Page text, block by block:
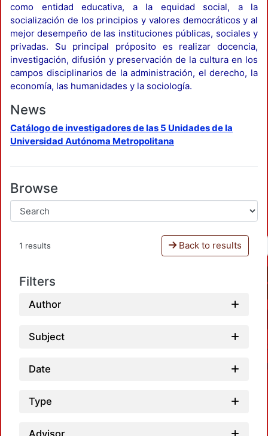
como entidad educativa, a la equidad social, a la
socialización de los principios y valores democráticos y al
mejor desempeño de las instituciones públicas, sociales y
privadas. Su principal próposito es realizar docencia,
investigación, difusión y preservación de la cultura en los
campos disciplinarios de la administración, el derecho, la
economía, las humanidades y la sociología.
News
Catálogo de investigadores de las 5 Unidades de la
Universidad Autónoma Metropolitana
Browse
1 results Back to results
Filters
Author
Subject
Date
Type